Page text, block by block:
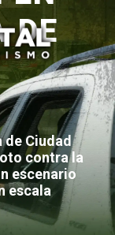
DE
Ciudad
contra la
escenario
escala